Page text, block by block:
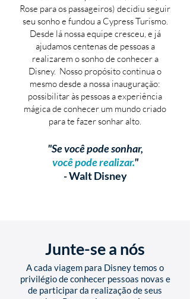
Rose para os passageiros) decidiu seguir
seu sonho e fundou a Cypress Turismo.
Desde lá nossa equipe cresceu, e já
ajudamos centenas de pessoas a
realizarem o sonho de conhecer a
Disney. Nosso propósito continua o
mesmo desde a nossa inauguração:
possibilitar às pessoas a experiência
mágica de conhecer um mundo criado
para te fazer sonhar alto.
"Se você pode sonhar,
você pode realizar."
-Walt Disney
Junte-se a nós
A cada viagem para Disney temos o
privilégio de conhecer pessoas novas e
de participar da realização de seus